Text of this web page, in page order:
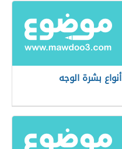
أنواع بشرة الوجه